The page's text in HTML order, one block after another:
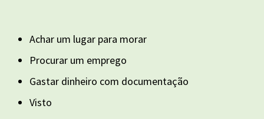
Achar um lugar para morar
Procurar um emprego
Gastar dinheiro com documentação
Visto